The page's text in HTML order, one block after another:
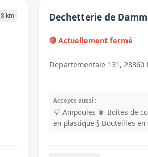
8 km Dechetterie de
🔴 Actuellement fermé
Departementale 131, 28360
Accepte aussi :
💡 Ampoules 🥫 Boites de
en plastique 🍾 Bouteilles